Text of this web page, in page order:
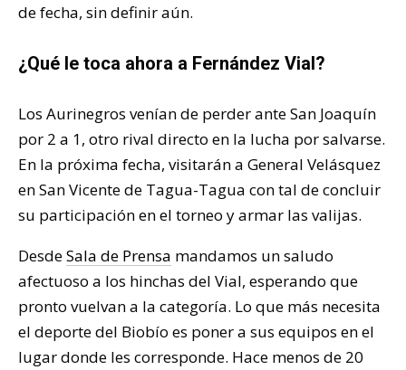
de fecha, sin definir aún.
¿Qué le toca ahora a Fernández Vial?
Los Aurinegros venían de perder ante San Joaquín
por 2 a 1, otro rival directo en la lucha por salvarse.
En la próxima fecha, visitarán a General Velásquez
en San Vicente de Tagua-Tagua con tal de concluir
su participación en el torneo y armar las valijas.
DesdeSala de Prensa mandamos un saludo
afectuoso a los hinchas del Vial, esperando que
pronto vuelvan a la categoría. Lo que más necesita
el deporte del Biobío es poner a sus equipos en el
lugar donde les corresponde. Hace menos de 20